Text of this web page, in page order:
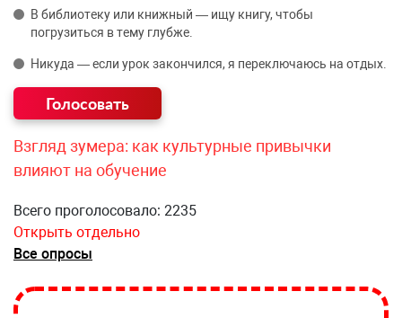
В библиотеку или книжный — ищу книгу, чтобы
погрузиться в тему глубже.
Никуда — если урок закончился, я переключаюсь на отдых.
Взгляд зумера: как культурные привычки
влияют на обучение
Всего проголосовало: 2235
Открыть отдельно
Все опросы